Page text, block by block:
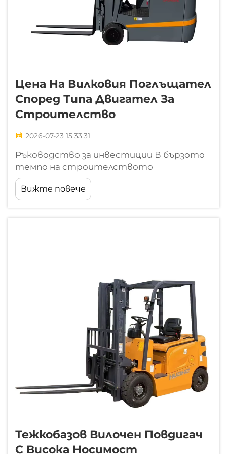
Цена На Вилковия Поглъщател
Според Типа Двигател За
Строителство
2026-07-23 15:33:31
Ръководство за инвестиции В бързото
темпо на строителството
оборудването, което задвижва един
проект, често е разликата между
спазване на графика и срещане със скъпи
Вижте повече
Тежкобазов Вилочен Повдигач
С Висока Носимост